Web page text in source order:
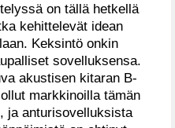
on tällä hetkellä
kehittelevät idean
Keksintö onkin
sovelluksensa.
akustisen kitaran B-
markkinoilla tämän
ja anturisovelluksista